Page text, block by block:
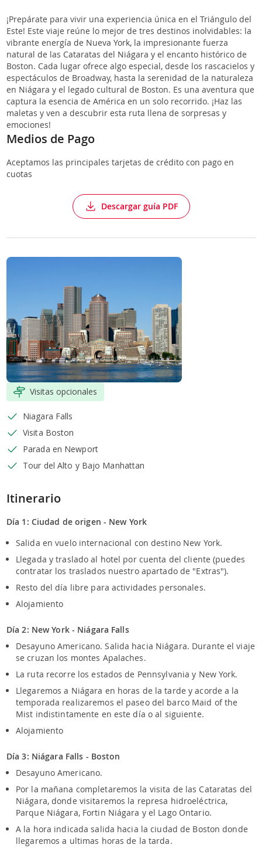
¡Prepárate para vivir una experiencia única en el Triángulo del
Este! Este viaje reúne lo mejor de tres destinos inolvidables: la
vibrante energía de Nueva York, la impresionante fuerza
natural de las Cataratas del Niágara y el encanto histórico de
Boston. Cada lugar ofrece algo especial, desde los rascacielos y
espectáculos de Broadway, hasta la serenidad de la naturaleza
en Niágara y el legado cultural de Boston. Es una aventura que
captura la esencia de América en un solo recorrido. ¡Haz las
maletas y ven a descubrir esta ruta llena de sorpresas y
emociones!
Medios de Pago
Aceptamos las principales tarjetas de crédito con pago en
cuotas
Descargar guía PDF
Visitas opcionales
Niagara Falls
Visita Boston
Parada en Newport
Tour del Alto y Bajo Manhattan
Itinerario
Día 1: Ciudad de origen - New York
Salida en vuelo internacional con destino New York.
Llegada y traslado al hotel por cuenta del cliente (puedes
contratar los traslados nuestro apartado de "Extras").
Resto del día libre para actividades personales.
Alojamiento
Día 2: New York - Niágara Falls
Desayuno Americano. Salida hacia Niágara. Durante el viaje
se cruzan los montes Apalaches.
La ruta recorre los estados de Pennsylvania y New York.
Llegaremos a Niágara en horas de la tarde y acorde a la
temporada realizaremos el paseo del barco Maid of the
Mist indistintamente en este día o al siguiente.
Alojamiento
Día 3: Niágara Falls - Boston
Desayuno Americano.
Por la mañana completaremos la visita de las Cataratas del
Niágara, donde visitaremos la represa hidroeléctrica,
Parque Niágara, Fortin Niágara y el Lago Ontario.
A la hora indicada salida hacia la ciudad de Boston donde
llegaremos a ultimas horas de la tarda.